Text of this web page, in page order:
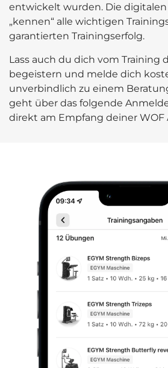
entwickelt wurden. Die digitalen
„kennen“ alle wichtigen
garantierten Trainingserfolg.
Lass auch du dich vom Training
begeistern und melde dich
unverbindlich zu einem
geht über das folgende
direkt am Empfang deiner WOF